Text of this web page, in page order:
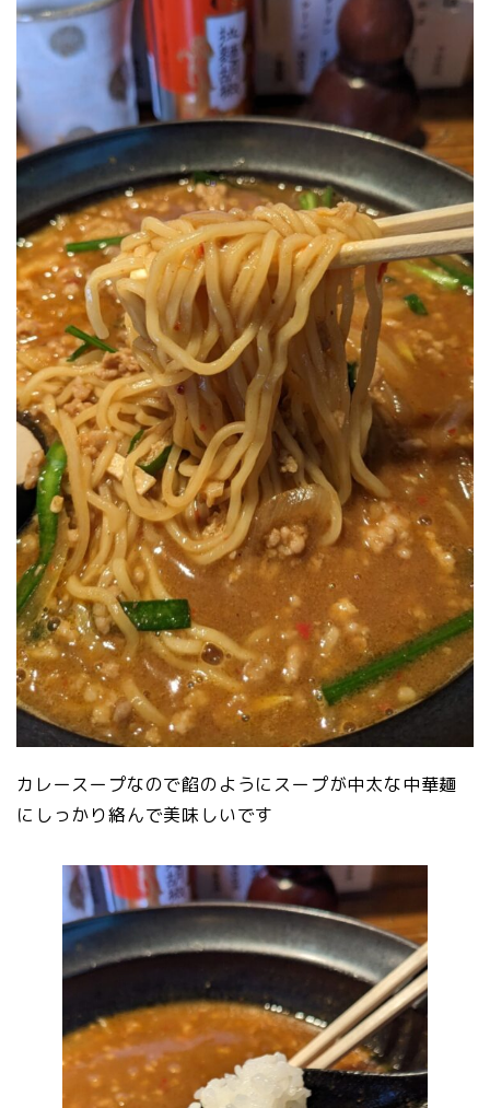
カレースープなので餡のようにスープが中太な中華麺
にしっかり絡んで美味しいです